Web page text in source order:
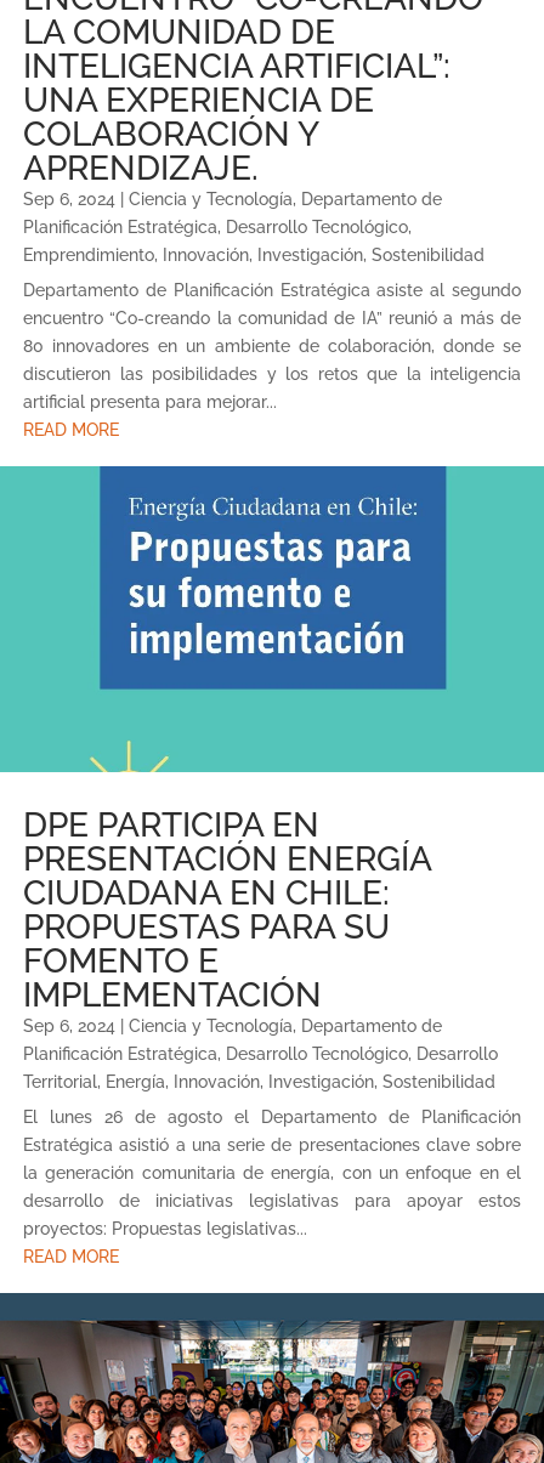
LA COMUNIDAD DE
INTELIGENCIA ARTIFICIAL”:
UNA EXPERIENCIA DE
COLABORACIÓN Y
APRENDIZAJE.
Sep 6, 2024 Ciencia y Tecnología, Departamento de
Planificación Estratégica, Desarrollo Tecnológico,
Emprendimiento, Innovación, Investigación, Sostenibilidad
Departamento de Planificación Estratégica asiste al segundo
encuentro “Co-creando la comunidad de IA” reunió a más de
80 innovadores en un ambiente de colaboración, donde se
discutieron las posibilidades y los retos que la inteligencia
artificial presenta para mejorar...
READ MORE
DPE PARTICIPA EN
PRESENTACIÓN ENERGÍA
CIUDADANA EN CHILE:
PROPUESTAS PARA SU
FOMENTO E
IMPLEMENTACIÓN
Sep 6, 2024 Ciencia y Tecnología, Departamento de
Planificación Estratégica, Desarrollo Tecnológico, Desarrollo
Territorial, Energía, Innovación, Investigación, Sostenibilidad
El lunes 26 de agosto el Departamento de Planificación
Estratégica asistió a una serie de presentaciones clave sobre
la generación comunitaria de energía, con un enfoque en el
desarrollo de iniciativas legislativas para apoyar estos
proyectos: Propuestas legislativas...
READ MORE